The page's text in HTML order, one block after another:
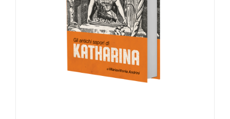
AGGIUNGI AL CARRELLO / DETTAGLI